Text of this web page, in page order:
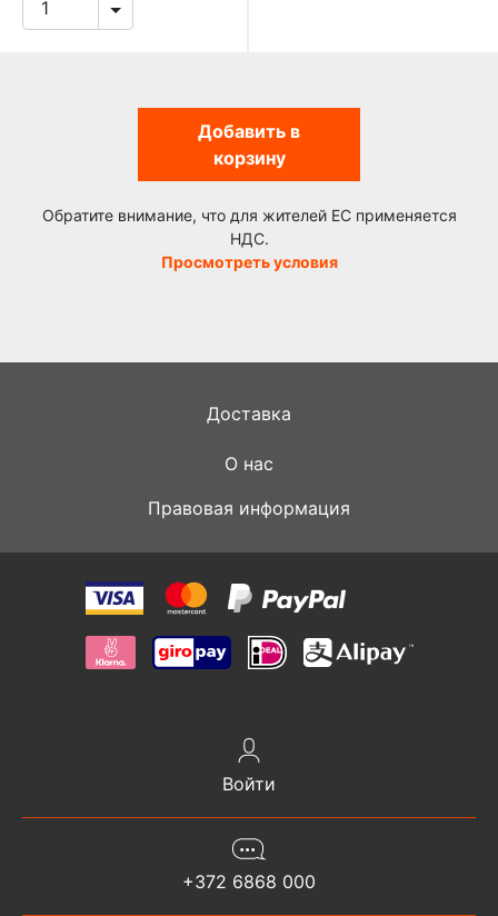
Добавить в
корзину
Обратите внимание, что для жителей ЕС применяется
НДС.
Просмотреть условия
Доставка
О нас
Правовая информация
Войти
+372 6868 000